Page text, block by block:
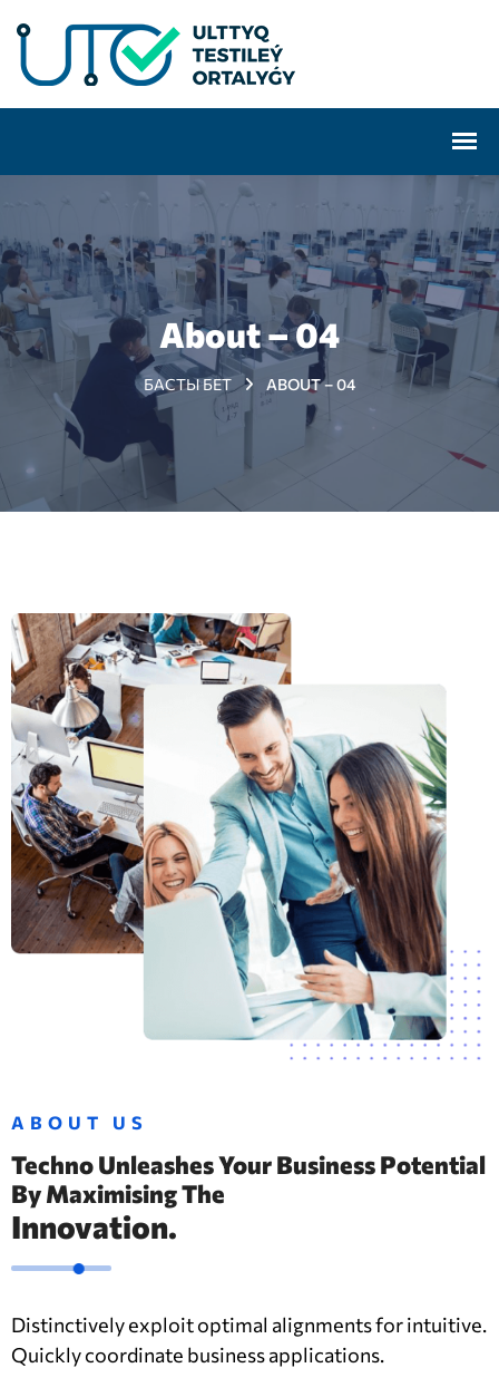
About – 04
БАСТЫ БЕТ ABOUT – 04
ABOUT US
Techno Unleashes Your Business Potential
By Maximising The
Innovation.
Distinctively exploit optimal alignments for intuitive.
Quickly coordinate business applications.